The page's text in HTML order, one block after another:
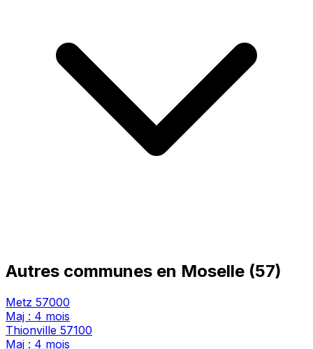
Autres communes en Moselle (57)
Metz 57000
Maj : 4 mois
Thionville 57100
Maj : 4 mois